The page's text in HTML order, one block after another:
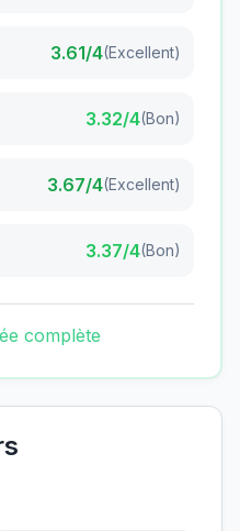
3.61/4(Excellent)
3.32/4(Bon)
3.67/4(Excellent)
3.37/4(Bon)
complète